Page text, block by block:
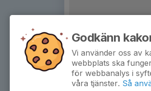
Godkänn
Vi använder oss av
webbplats ska
för webbanalys i
våra tjänster. Så